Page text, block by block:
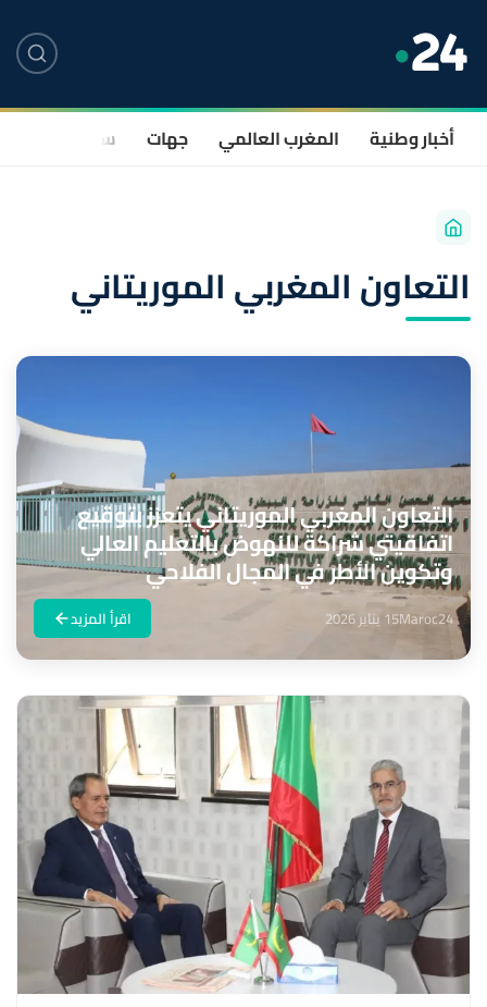
أخبار وطنية المغرب العالمي جهات سياسة
التعاون المغربي الموريتاني
التعاون المغربي الموريتاني يتعزز بتوقيع
اتفاقيتي شراكة للنهوض بالتعليم العالي
وتكوين الأطر في المجال الفلاحي
Maroc2415 يناير 2026 اقرأ المزيد